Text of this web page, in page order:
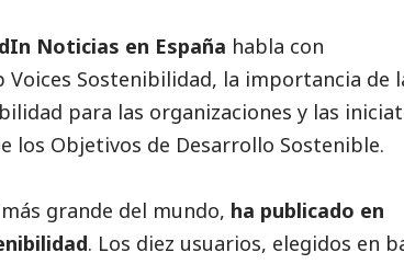
Noticias en España habla con
Voices Sostenibilidad, la importancia de
para las organizaciones y las
los Objetivos de Desarrollo Sostenible.
grande del mundo, ha publicado en
. Los diez usuarios, elegidos en